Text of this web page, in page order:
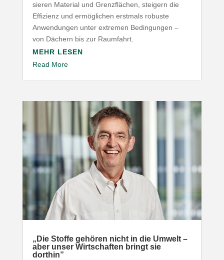
sieren Material und Grenz­flächen, steigern die
Effizienz und ermög­lichen erstmals robuste
Anwen­dungen unter extremen Bedin­gungen –
von Dächern bis zur Raumfahrt.
MEHR LESEN
Read More
„ Die Stoffe gehören nicht in die Umwelt –
aber unser Wirt­schaften bringt sie
dorthin”